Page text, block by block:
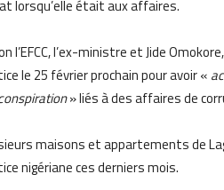
lorsqu’elle était aux affaires.
l’EFCC, l’ex-ministre et Jide
le 25 février prochain pour avoir «
» liés à des affaires de
maisons et appartements de
nigériane ces derniers mois.